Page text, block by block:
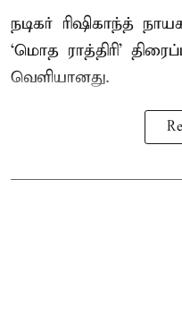
நடிகர் ரிஷிகாந்த்
‘மொத ராத்திரி’
வெளியானது.